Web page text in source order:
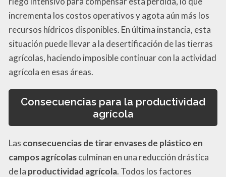
incrementa los costos operativos y agota aún más los
recursos hídricos disponibles. En última instancia, esta
situación puede llevar a la desertificación de las tierras
agrícolas, haciendo imposible continuar con la actividad
agrícola en esas áreas.
Consecuencias para la productividad
agrícola
Las consecuencias de tirar envases de plástico en
campos agrícolasculminan en una reducción drástica
de la productividad agrícola. Todos los factores